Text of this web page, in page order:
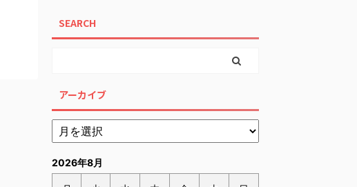
SEARCH
アーカイブ
2026年8月